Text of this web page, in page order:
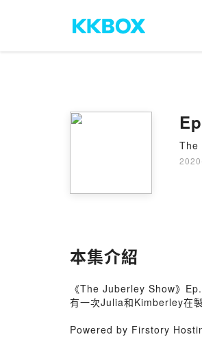
The
本集介紹
《The Juberley Show》
有一次Julia和Kimberley在
Powered by Firstory